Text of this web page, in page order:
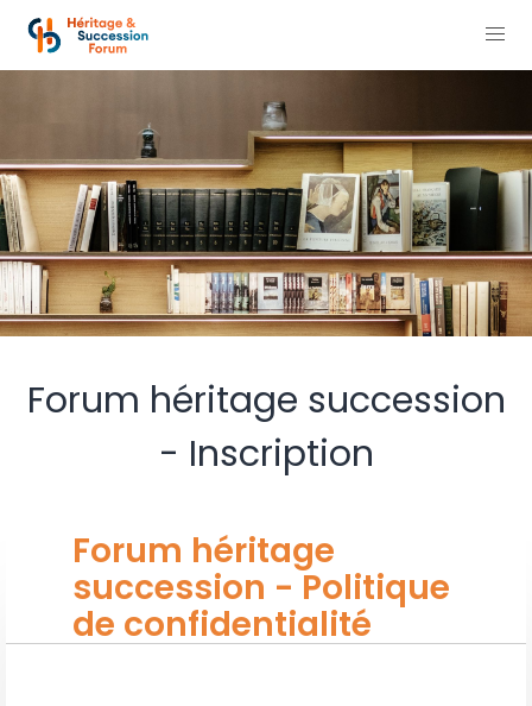
Forum héritage succession
- Inscription
Forum héritage
succession - Politique
de confidentialité